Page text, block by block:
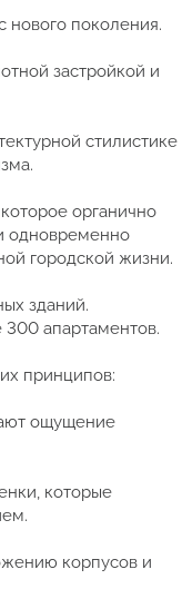
нового поколения.
застройкой и
стилистике
органично
одновременно
городской жизни.
зданий.
апартаментов.
принципов:
ощущение
которые
корпусов и